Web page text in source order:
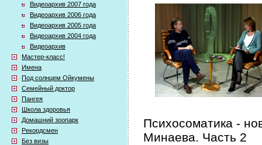
Видеоархив 2007 года
Видеоархив 2006 года
Видеоархив 2005 года
Видеоархив 2004 года
Видеоархив
Мастер-класс!
Имена
Под солнцем Ойкумены
Семейный доктор
Пангея
Школа здоровья
Домашний зоопарк
Рекордсмен
Без визы
Психосоматика -
Минаева. Часть 2